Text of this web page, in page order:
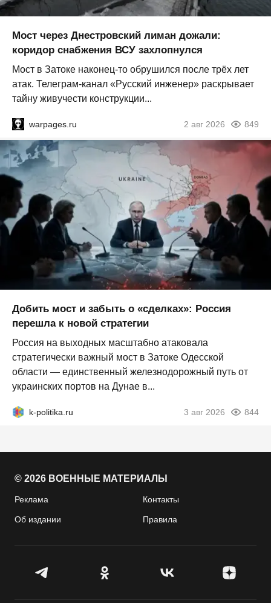
Мост через Днестровский лиман дожали:
коридор снабжения ВСУ захлопнулся
Мост в Затоке наконец-то обрушился после трёх лет
атак. Телеграм-канал «Русский инженер» раскрывает
тайну живучести конструкции...
warpages.ru 2 авг 2026 849
Добить мост и забыть о «сделках»: Россия
перешла к новой стратегии
Россия на выходных масштабно атаковала
стратегически важный мост в Затоке Одесской
области — единственный железнодорожный путь от
украинских портов на Дунае в...
k-politika.ru 3 авг 2026 844
© 2026 ВОЕННЫЕ МАТЕРИАЛЫ
Реклама Контакты
Об издании Правила